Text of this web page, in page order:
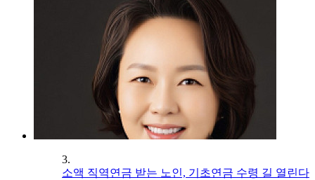
3.
소액 직역연금 받는 노인, 기초연금 수령 길 열린다